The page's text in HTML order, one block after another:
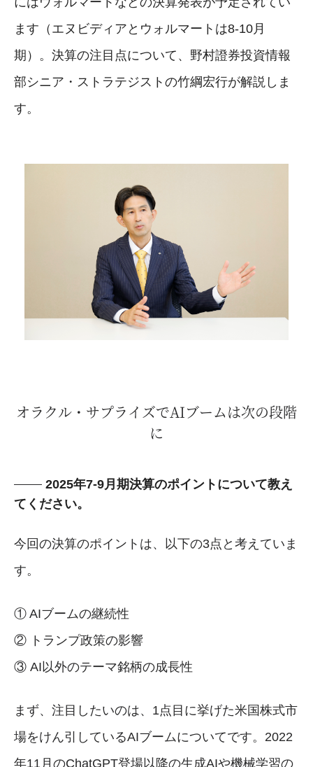
ます（エヌビディアとウォルマートは8-10月
期）。決算の注目点について、野村證券投資情報
部シニア・ストラテジストの竹綱宏行が解説しま
す。
オラクル・サプライズでAIブームは次の段階
に
2025年7-9月期決算のポイントについて教え
てください。
今回の決算のポイントは、以下の3点と考えていま
す。
① AIブームの継続性
② トランプ政策の影響
③ AI以外のテーマ銘柄の成長性
まず、注目したいのは、1点目に挙げた米国株式市
場をけん引しているAIブームについてです。2022
年11月のChatGPT登場以降の生成AIや機械学習の